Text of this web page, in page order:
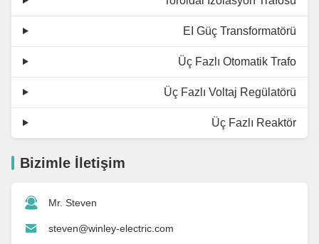
EI Güç Transformatörü
Üç Fazlı Otomatik Trafo
Üç Fazlı Voltaj Regülatörü
Üç Fazlı Reaktör
Bizimle İletişim
Mr. Steven
steven@winley-electric.com